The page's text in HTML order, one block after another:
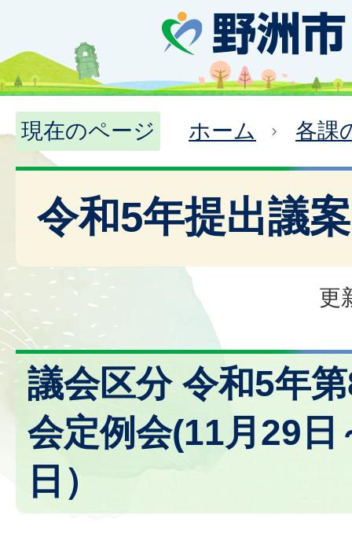
現在のページ ホーム 各課
令和5年提出議
更
議会区分 令和5年
会定例会(11月29日
日）